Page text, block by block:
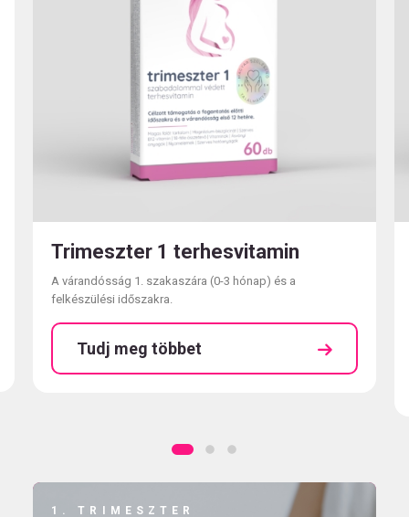
Trimeszter 1 terhesvitamin
A várandósság 1. szakaszára (0-3 hónap) és a
felkészülési időszakra.
Tudj meg többet
1. TRIMESZTER